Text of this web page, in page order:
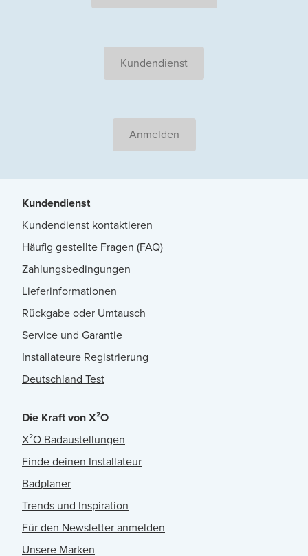
Kundendienst
Anmelden
Kundendienst
Kundendienst kontaktieren
Häufig gestellte Fragen (FAQ)
Zahlungsbedingungen
Lieferinformationen
Rückgabe oder Umtausch
Service und Garantie
Installateure Registrierung
Deutschland Test
Die Kraft von X²O
X²O Badaustellungen
Finde deinen Installateur
Badplaner
Trends und Inspiration
Für den Newsletter anmelden
Unsere Marken